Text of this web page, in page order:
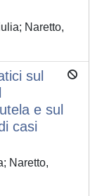
Naretto,
sul
e sul
casi
Naretto,